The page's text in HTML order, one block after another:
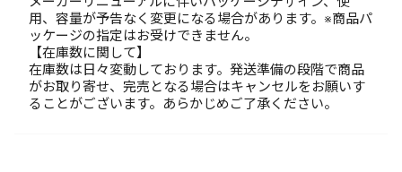
用、容量が予告なく変更になる場合があります。※商品パ
ッケージの指定はお受けできません。
【在庫数に関して】
在庫数は日々変動しております。発送準備の段階で商品
がお取り寄せ、完売となる場合はキャンセルをお願いす
ることがございます。あらかじめご了承ください。